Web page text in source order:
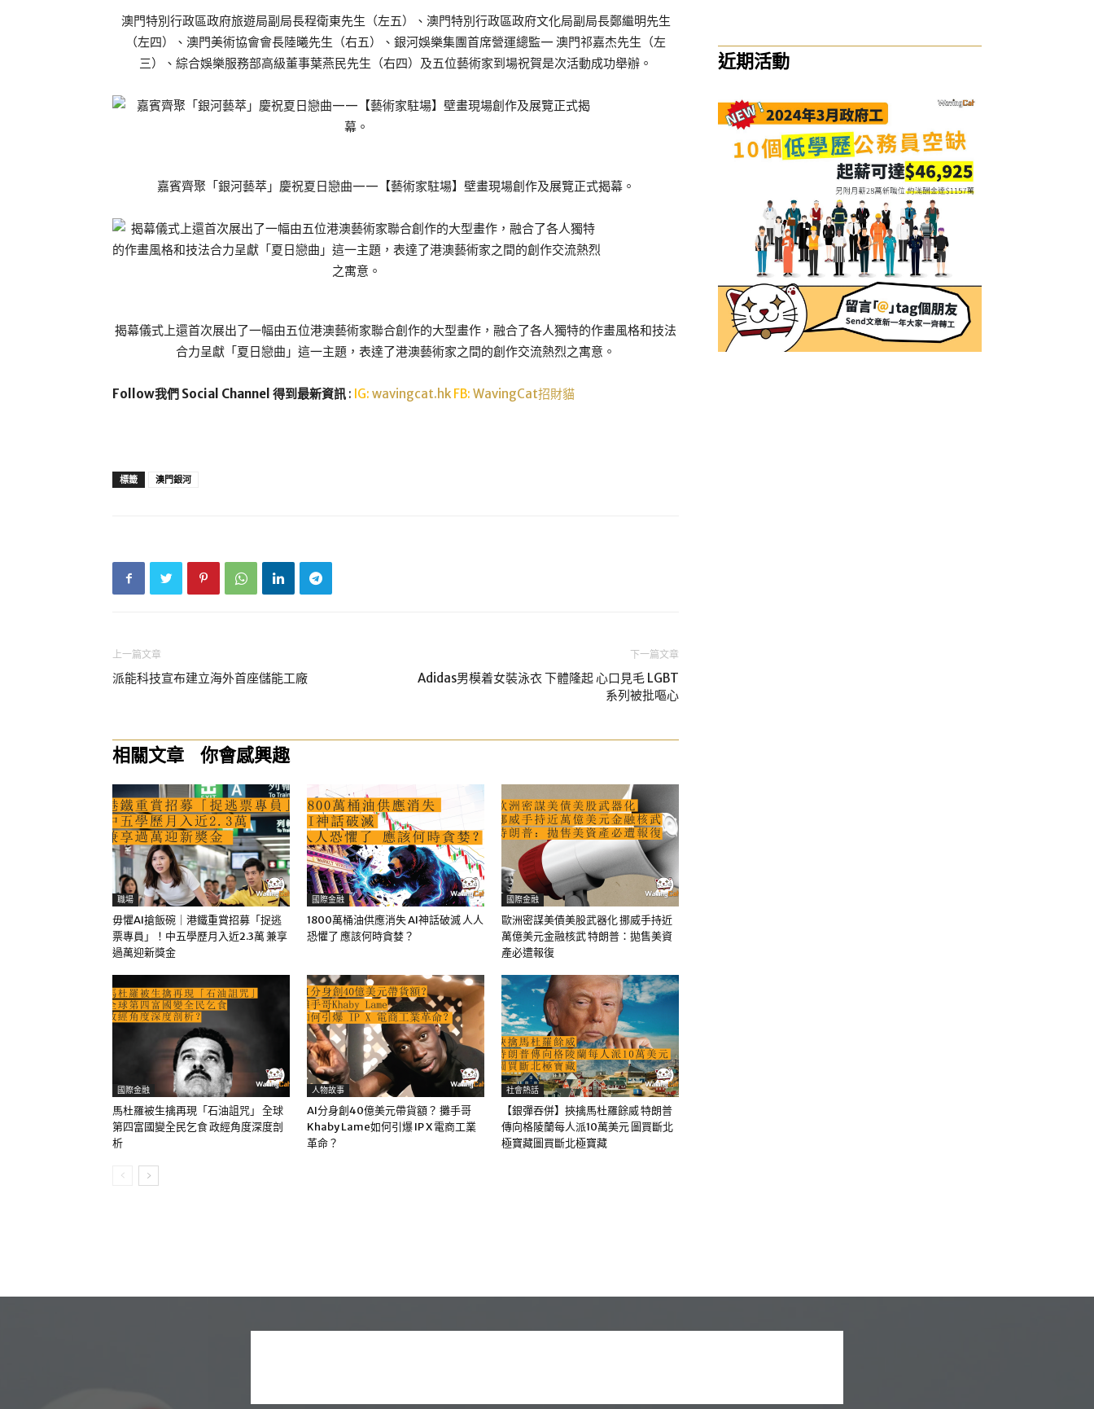
澳門特別行政區政府旅遊局副局長程衛東先生（左五）、澳門特別行政區政府文化局副局長鄭繼明先生
（左四）、澳門美術協會會長陸曦先生（右五）、銀河娛樂集團首席營運總監— 澳門祁嘉杰先生（左
三）、綜合娛樂服務部高級董事葉燕民先生（右四）及五位藝術家到場祝賀是次活動成功舉辦。
嘉賓齊聚「銀河藝萃」慶祝夏日戀曲——【藝術家駐場】壁畫現場創作及展覽正式揭幕。
揭幕儀式上還首次展出了一幅由五位港澳藝術家聯合創作的大型畫作，融合了各人獨特的作畫風格和技法
合力呈獻「夏日戀曲」這一主題，表達了港澳藝術家之間的創作交流熱烈之寓意。
Follow我們 Social Channel 得到最新資訊 : IG: wavingcat.hkFB: WavingCat招財貓
標籤 澳門銀河
上一篇文章
派能科技宣布建立海外首座儲能工廠
下一篇文章
Adidas男模着女裝泳衣 下體隆起 心口見毛 LGBT
系列被批嘔心
相關文章 你會感興趣
職場
毋懼AI搶飯碗｜港鐵重賞招募「捉逃
票專員」！中五學歷月入近2.3萬 兼享
過萬迎新獎金
國際金融
1800萬桶油供應消失 AI神話破滅 人人
恐懼了 應該何時貪婪？
國際金融
歐洲密謀美債美股武器化 挪威手持近
萬億美元金融核武 特朗普：拋售美資
產必遭報復
國際金融
馬杜羅被生擒再現「石油詛咒」 全球
第四富國變全民乞食 政經角度深度剖
析
人物故事
AI分身創40億美元帶貨額？ 攤手哥
Khaby Lame如何引爆 IP X 電商工業
革命？
社會熱話
【銀彈吞併】挾擒馬杜羅餘威 特朗普
傳向格陵蘭每人派10萬美元 圖買斷北
極寶藏圖買斷北極寶藏
近期活動